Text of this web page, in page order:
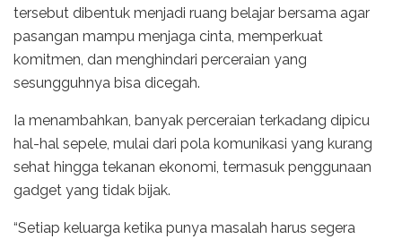
tersebut dibentuk menjadi ruang belajar bersama agar
pasangan mampu menjaga cinta, memperkuat
komitmen, dan menghindari perceraian yang
sesungguhnya bisa dicegah.
Ia menambahkan, banyak perceraian terkadang dipicu
hal-hal sepele, mulai dari pola komunikasi yang kurang
sehat hingga tekanan ekonomi, termasuk penggunaan
gadget yang tidak bijak.
“Setiap keluarga ketika punya masalah harus segera